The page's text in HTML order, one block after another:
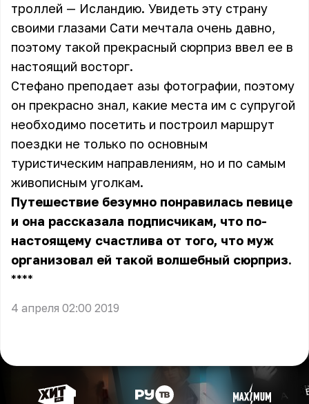
троллей — Исландию. Увидеть эту страну
своими глазами Сати мечтала очень давно,
поэтому такой прекрасный сюрприз ввел ее в
настоящий восторг.
Стефано преподает азы фотографии, поэтому
он прекрасно знал, какие места им с супругой
необходимо посетить и построил маршрут
поездки не только по основным
туристическим направлениям, но и по самым
живописным уголкам.
Путешествие безумно понравилась певице
и она рассказала подписчикам, что по-
настоящему счастлива от того, что муж
организовал ей такой волшебный сюрприз.
** **
4 апреля 02:00 2019